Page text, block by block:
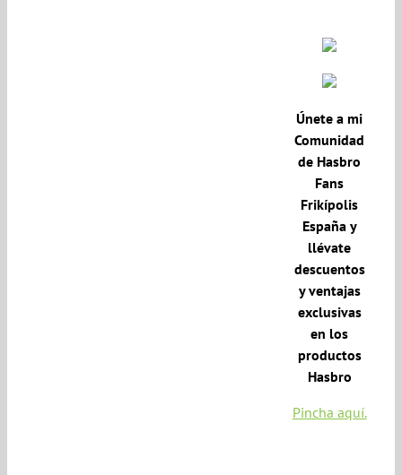
Únete a mi
Comunidad
de Hasbro
Fans
Frikípolis
España y
llévate
descuentos
y ventajas
exclusivas
en los
productos
Hasbro
Pincha aquí.